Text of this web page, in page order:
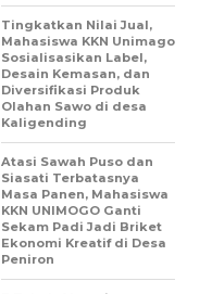
Tingkatkan Nilai Jual,
Mahasiswa KKN Unimago
Sosialisasikan Label,
Desain Kemasan, dan
Diversifikasi Produk
Olahan Sawo di desa
Kaligending
Atasi Sawah Puso dan
Siasati Terbatasnya
Masa Panen, Mahasiswa
KKN UNIMOGO Ganti
Sekam Padi Jadi Briket
Ekonomi Kreatif di Desa
Peniron